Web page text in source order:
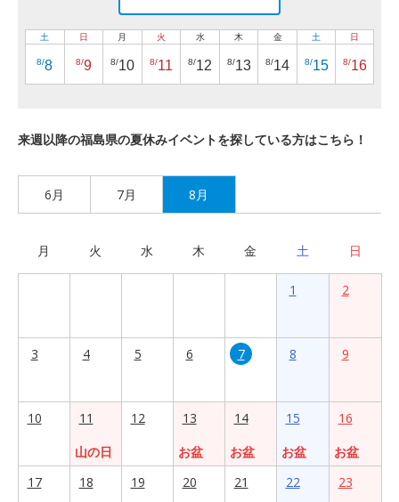
土
8/8
日
8/9
月
8/10
火
8/11
水
8/12
木
8/13
金
8/14
土
8/15
日
8/16
来週以降の福島県の夏休みイベントを探している方はこちら！
6月 7月 8月
月 火 水 木 金 土 日
1 2
3 4 5 6 7 8 9
10
11
山の日
12
13
お盆
14
お盆
15
お盆
16
お盆
17
18 19 20 21 22 23